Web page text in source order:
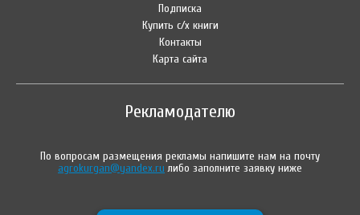
Подписка
Купить с/х книги
Контакты
Карта сайта
Рекламодателю
По вопросам размещения рекламы напишите нам на почту
agrokurgan@yandex.ru либо заполните заявку ниже